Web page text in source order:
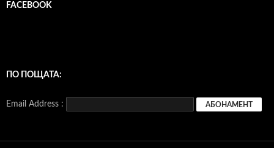
FACEBOOK
ПО ПОЩАТА:
Email Address :